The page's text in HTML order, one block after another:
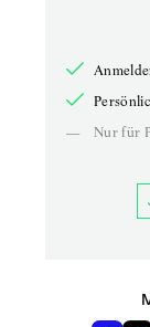
—
Nur für